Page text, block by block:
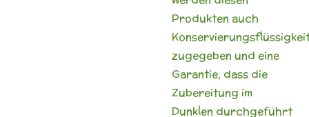
Produkten auch
zugegeben und eine
Garantie, dass die
Zubereitung im
Dunklen durchgeführt